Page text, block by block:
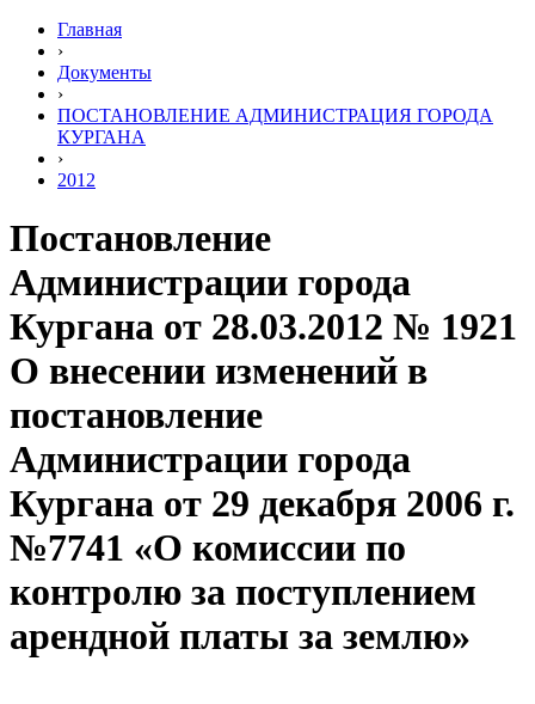
Главная
›
Документы
›
ПОСТАНОВЛЕНИЕ АДМИНИСТРАЦИЯ ГОРОДА
КУРГАНА
›
2012
Постановление
Администрации города
Кургана от 28.03.2012 № 1921
О внесении изменений в
постановление
Администрации города
Кургана от 29 декабря 2006 г.
№7741 «О комиссии по
контролю за поступлением
арендной платы за землю»